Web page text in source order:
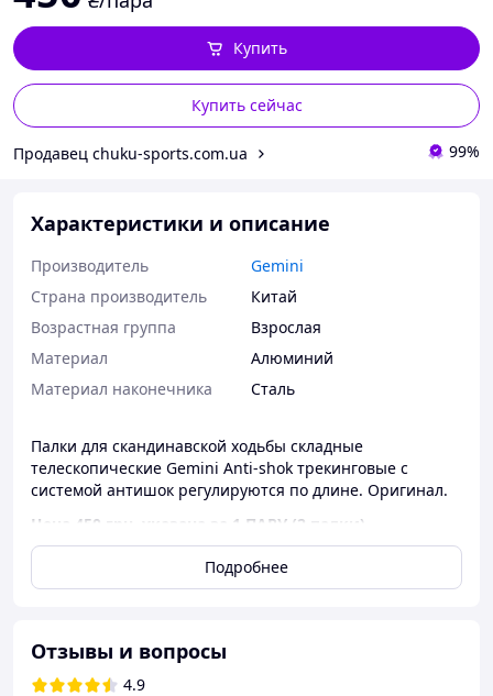
Купить сейчас
Купить
Продавец chuku-sports.com.ua 99%
Характеристики и описание
Производитель
Gemini
Страна производитель
Китай
Возрастная группа
Взрослая
Материал
Алюминий
Материал наконечника
Сталь
Палки для скандинавской ходьбы складные
телескопические Gemini Anti-shok трекинговые с
системой антишок регулируются по длине. Оригинал.
Цена 450 грн. указана за 1 ПАРУ (2 палки).
НАЗНАЧЕНИЕ:
помогает равномерно распределить
спину). Сжигается в 2 раза больше калорий, чем при
Подробнее
Отзывы и вопросы
4.9